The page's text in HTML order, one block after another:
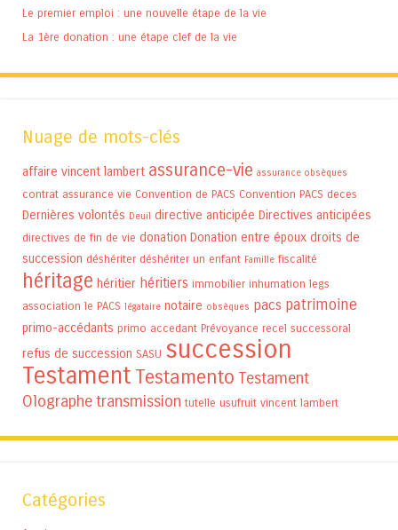
Le premier emploi : une nouvelle étape de la vie
La 1ère donation : une étape clef de la vie
Nuage de mots-clés
affaire vincent lambert assurance-vie assurance obsèques
contrat assurance vie Convention de PACS Convention PACS deces
Dernières volontés Deuil directive anticipée Directives anticipées
directives de fin de vie donation Donation entre époux droits de
succession déshériter déshériter un enfant Famille fiscalité
héritage héritier héritiers immobilier inhumation legs
association le PACS légataire notaire obsèques pacs patrimoine
primo-accédants primo accedant Prévoyance recel successoral
refus de succession SASU succession
Testament Testamento Testament
Olographetransmission tutelle usufruit vincent lambert
Catégories